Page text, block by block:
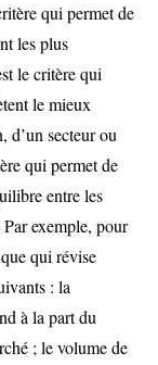
qui permet de
les plus
le critère qui
le mieux
d’un secteur ou
qui permet de
entre les
exemple, pour
qui révise
: la
à la part du
; le volume de